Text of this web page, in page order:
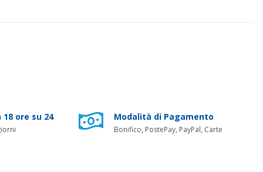
ore su 24 Modalità di Pagamento
Bonifico, PostePay, PayPal, Carte